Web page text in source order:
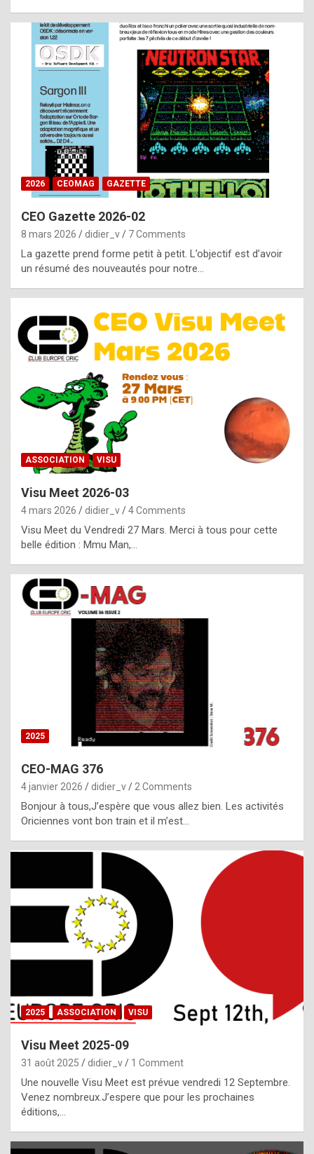
o
m
m
a
y
b
e
b
y
g
e
n
u
i
n
e
R
o
p
l
c
h
i
s
t
o
r
p
e
c
i
l
,
g
h
t
f
2026 CEOMAG GAZETTE
CEO Gazette 2026-02
8 mars 2026 didier_v 7 Comments
La gazette prend forme petit à petit. L’objectif est d’avoir
un résumé des nouveautés pour notre…
ASSOCIATION VISU
Visu Meet 2026-03
4 mars 2026 didier_v 4 Comments
Visu Meet du Vendredi 27 Mars. Merci à tous pour cette
belle édition : Mmu Man,…
2025
CEO-MAG 376
4 janvier 2026 didier_v 2 Comments
Bonjour à tous,J’espère que vous allez bien. Les activités
Oriciennes vont bon train et il m’est…
2025 ASSOCIATION VISU
Visu Meet 2025-09
31 août 2025 didier_v 1 Comment
Une nouvelle Visu Meet est prévue vendredi 12 Septembre.
Venez nombreux.J’espere que pour les prochaines
éditions,…